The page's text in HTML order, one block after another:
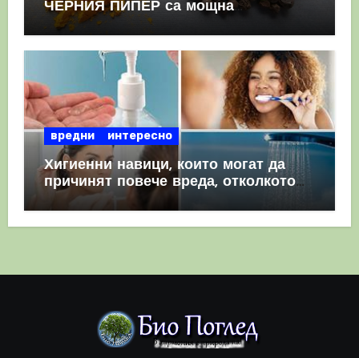
ЧЕРНИЯ ПИПЕР са мощна
комбинация
вредни интересно
Хигиенни навици, които могат да
причинят повече вреда, отколкото
полза